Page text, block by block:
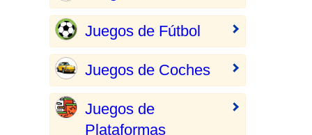
Juegos de Fútbol
Juegos de Coches
Juegos de
Plataformas